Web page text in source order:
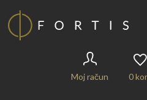
Moj račun 0